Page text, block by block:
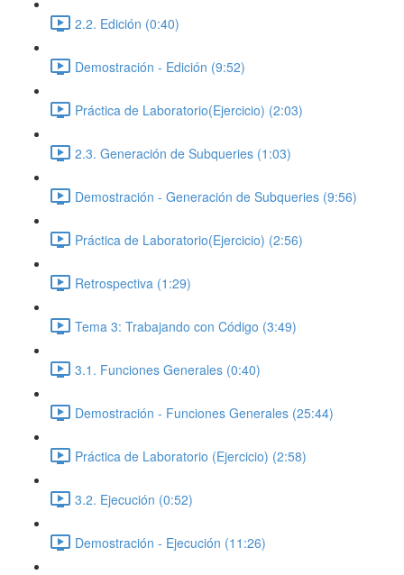
2.2. Edición (0:40)
Demostración - Edición (9:52)
Práctica de Laboratorio(Ejercicio) (2:03)
2.3. Generación de Subqueries (1:03)
Demostración - Generación de Subqueries (9:56)
Práctica de Laboratorio(Ejercicio) (2:56)
Retrospectiva (1:29)
Tema 3: Trabajando con Código (3:49)
3.1. Funciones Generales (0:40)
Demostración - Funciones Generales (25:44)
Práctica de Laboratorio (Ejercicio) (2:58)
3.2. Ejecución (0:52)
Demostración - Ejecución (11:26)